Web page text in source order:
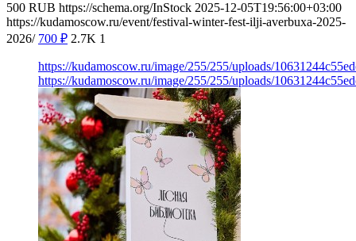
500 RUB https://schema.org/InStock 2025-12-05T19:56:00+03:00
https://kudamoscow.ru/event/festival-winter-fest-ilji-averbuxa-2025-
2026/ 700 ₽ 2.7K 1
https://kudamoscow.ru/image/255/255/uploads/
https://kudamoscow.ru/image/255/255/uploads/